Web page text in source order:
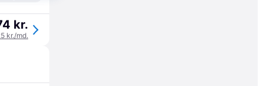
kr.
kr./md.